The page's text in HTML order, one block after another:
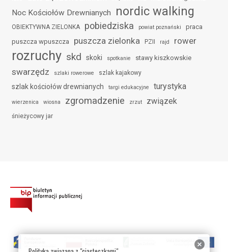
Noc Kościołów Drewnianych nordic walking
OBIEKTYWNA ZIELONKA pobiedziska powiat poznański
praca
puszcza wpuszcza
puszcza zielonka PZII rajd rower
rozruchy skd skoki spotkanie stawy kiszkowskie
swarzędz szlaki rowerowe szlak kajakowy
szlak kościołów drewnianych targi edukacyjne turystyka
wierzenica wiosna zgromadzenie zrzut związek
śnieżycowy jar